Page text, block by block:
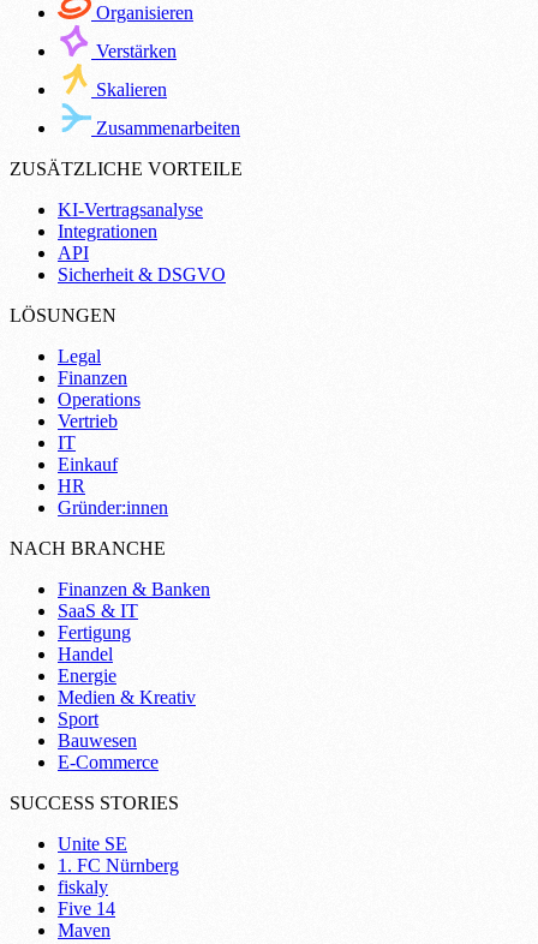
Organisieren
Verstärken
Skalieren
Zusammenarbeiten
ZUSÄTZLICHE VORTEILE
KI-Vertragsanalyse
Integrationen
API
Sicherheit & DSGVO
LÖSUNGEN
Legal
Finanzen
Operations
Vertrieb
IT
Einkauf
HR
Gründer:innen
NACH BRANCHE
Finanzen & Banken
SaaS & IT
Fertigung
Handel
Energie
Medien & Kreativ
Sport
Bauwesen
E-Commerce
SUCCESS STORIES
Unite SE
1. FC Nürnberg
fiskaly
Five 14
Maven